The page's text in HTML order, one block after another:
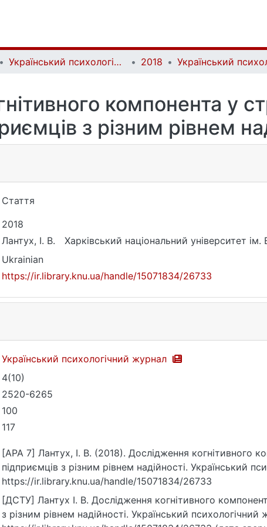
Український психологічний журнал | Ukrainian Psychological Journal 2018
компонента у
з різним рівнем
Стаття
2018
Лантух, І. В.
Харківський національний університет ім.
Ukrainian
https://ir.library.knu.ua/handle/15071834/26733
Український психологічний журнал
4(10)
2520-6265
100
117
[APA 7] Лантух, І. В. (2018). Дослідження когнітивного
підприємців з різним рівнем надійності. Український
https://ir.library.knu.ua/handle/15071834/26733
[ДСТУ] Лантух І. В. Дослідження когнітивного
з різним рівнем надійності. Український